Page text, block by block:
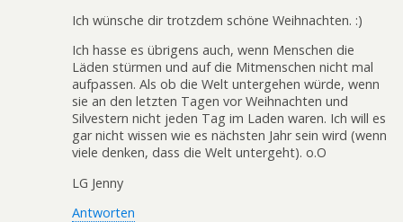
Ich wünsche dir trotzdem schöne Weihnachten. :)
Ich hasse es übrigens auch, wenn Menschen die
Läden stürmen und auf die Mitmenschen nicht mal
aufpassen. Als ob die Welt untergehen würde, wenn
sie an den letzten Tagen vor Weihnachten und
Silvestern nicht jeden Tag im Laden waren. Ich will es
gar nicht wissen wie es nächsten Jahr sein wird (wenn
viele denken, dass die Welt untergeht). o.O
LG Jenny
Antworten